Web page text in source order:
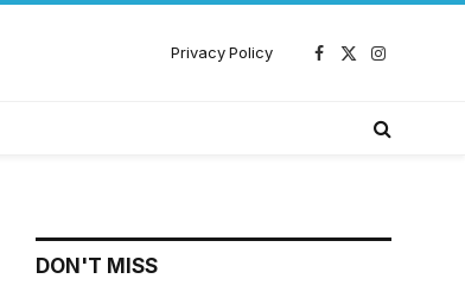
Privacy Policy Facebook
X
Instagram
DON'T MISS